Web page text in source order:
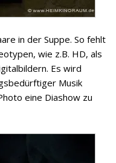
in der Suppe. So fehlt
wie z.B. HD, als
Es wird
Musik
eine Diashow zu